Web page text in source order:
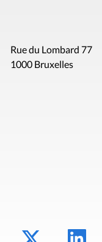
Rue du Lombard 77
1000 Bruxelles